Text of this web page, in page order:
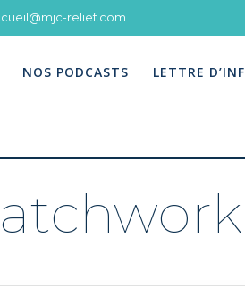
relief.com
NOS PODCASTS LETTRE